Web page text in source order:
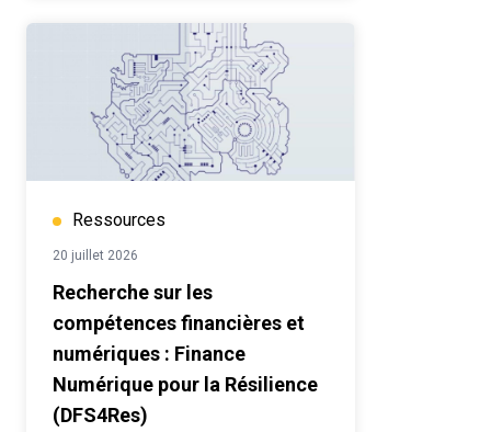
Ressources
20 juillet 2026
Recherche sur les
compétences financières et
numériques : Finance
Numérique pour la Résilience
(DFS4Res)